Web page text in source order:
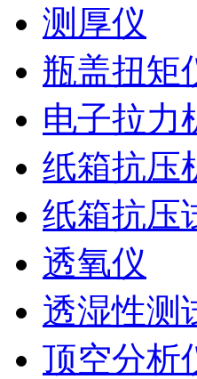
测厚仪
瓶盖扭矩
电子拉力
纸箱抗压
纸箱抗压
透氧仪
透湿性测
顶空分析